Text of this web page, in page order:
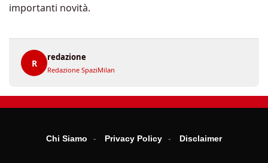
importanti novità.
R
redazione
Redazione SpaziMilan
Chi Siamo Privacy Policy Disclaimer